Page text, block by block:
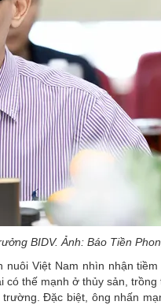
BIDV. Ảnh: Báo Tiền
Việt Nam nhìn nhận
thế mạnh ở thủy sản,
Đặc biệt, ông nhấn